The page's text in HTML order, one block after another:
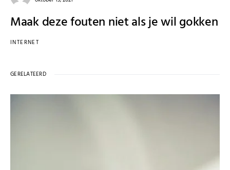
Maak deze fouten niet als je wil gokken
INTERNET
GERELATEERD